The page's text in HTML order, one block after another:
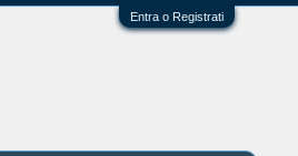
Entra o Registrati